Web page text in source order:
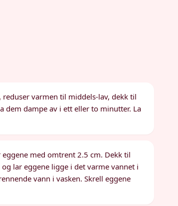
varmen til middels-lav, dekk til
dem dampe av i ett eller to minutter. La
med omtrent 2.5 cm. Dekk til
lar eggene ligge i det varme vannet i
vann i vasken. Skrell eggene